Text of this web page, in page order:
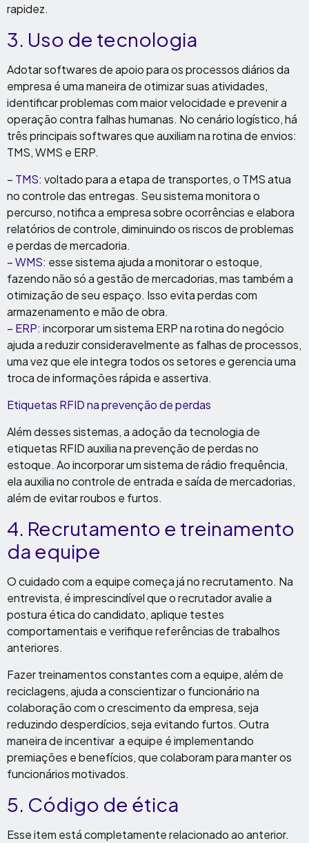
rapidez.
3. Uso de tecnologia
Adotar softwares de apoio para os processos diários da
empresa é uma maneira de otimizar suas atividades,
identificar problemas com maior velocidade e prevenir a
operação contra falhas humanas. No cenário logístico, há
três principais softwares que auxiliam na rotina de envios:
TMS, WMS e ERP.
– TMS: voltado para a etapa de transportes, o TMS atua
no controle das entregas. Seu sistema monitora o
percurso, notifica a empresa sobre ocorrências e elabora
relatórios de controle, diminuindo os riscos de problemas
e perdas de mercadoria.
– WMS: esse sistema ajuda a monitorar o estoque,
fazendo não só a gestão de mercadorias, mas também a
otimização de seu espaço. Isso evita perdas com
armazenamento e mão de obra.
– ERP: incorporar um sistema ERP na rotina do negócio
ajuda a reduzir consideravelmente as falhas de processos,
uma vez que ele integra todos os setores e gerencia uma
troca de informações rápida e assertiva.
Etiquetas RFID na prevenção de perdas
Além desses sistemas, a adoção da tecnologia de
etiquetas RFID auxilia na prevenção de perdas no
estoque. Ao incorporar um sistema de rádio frequência,
ela auxilia no controle de entrada e saída de mercadorias,
além de evitar roubos e furtos.
4. Recrutamento e treinamento
da equipe
O cuidado com a equipe começa já no recrutamento. Na
entrevista, é imprescindível que o recrutador avalie a
postura ética do candidato, aplique testes
comportamentais e verifique referências de trabalhos
anteriores.
Fazer treinamentos constantes com a equipe, além de
reciclagens, ajuda a conscientizar o funcionário na
colaboração com o crescimento da empresa, seja
reduzindo desperdícios, seja evitando furtos. Outra
maneira de incentivar a equipe é implementando
premiações e benefícios, que colaboram para manter os
funcionários motivados.
5. Código de ética
Esse item está completamente relacionado ao anterior.